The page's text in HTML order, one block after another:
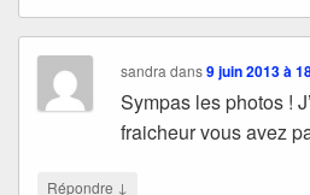
sandra dans9 juin 2013 à
Sympas les photos !
fraicheur vous avez
Répondre ↓